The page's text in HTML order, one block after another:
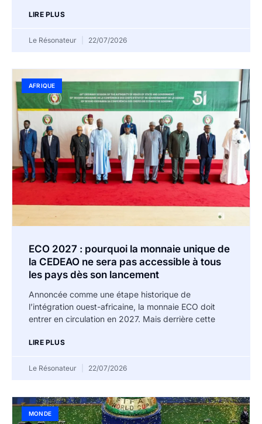
LIRE PLUS
Le Résonateur 22/07/2026
AFRIQUE
ECO 2027 : pourquoi la monnaie unique de
la CEDEAO ne sera pas accessible à tous
les pays dès son lancement
Annoncée comme une étape historique de
l’intégration ouest-africaine, la monnaie ECO doit
entrer en circulation en 2027. Mais derrière cette
LIRE PLUS
Le Résonateur 22/07/2026
MONDE